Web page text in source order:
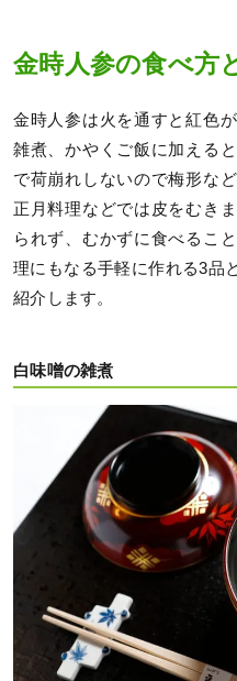
金時人参の食べ方
金時人参は火を通すと紅色
雑煮、かやくご飯に加える
で荷崩れしないので梅形な
正月料理などでは皮をむき
られず、むかずに食べるこ
理にもなる手軽に作れる3品
紹介します。
白味噌の雑煮